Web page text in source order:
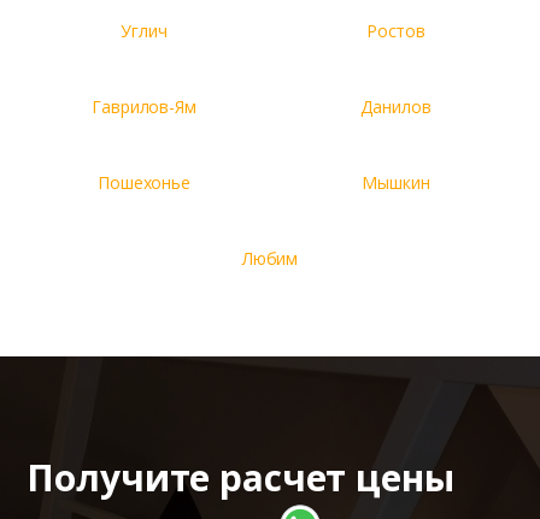
Углич Ростов
Гаврилов-Ям Данилов
Пошехонье Мышкин
Любим
Получите расчет цены